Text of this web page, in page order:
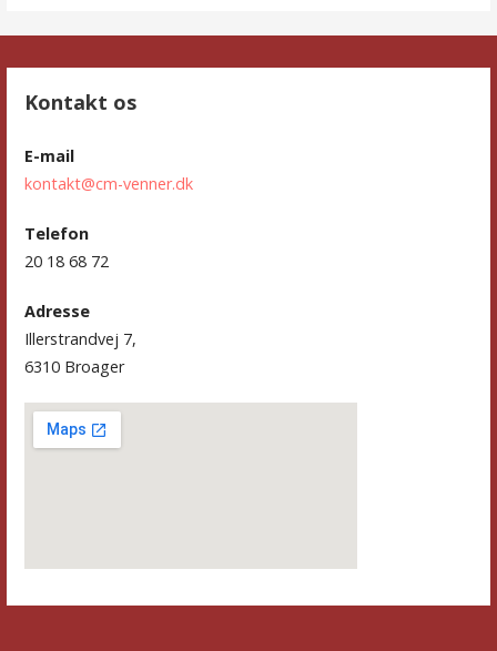
Kontakt os
E-mail
kontakt@cm-venner.dk
Telefon
20 18 68 72
Adresse
Illerstrandvej 7,
6310 Broager